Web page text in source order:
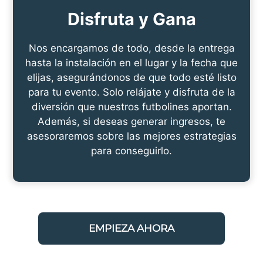
Disfruta y Gana
Nos encargamos de todo, desde la entrega
hasta la instalación en el lugar y la fecha que
elijas, asegurándonos de que todo esté listo
para tu evento. Solo relájate y disfruta de la
diversión que nuestros futbolines aportan.
Además, si deseas generar ingresos, te
asesoraremos sobre las mejores estrategias
para conseguirlo.
EMPIEZA AHORA